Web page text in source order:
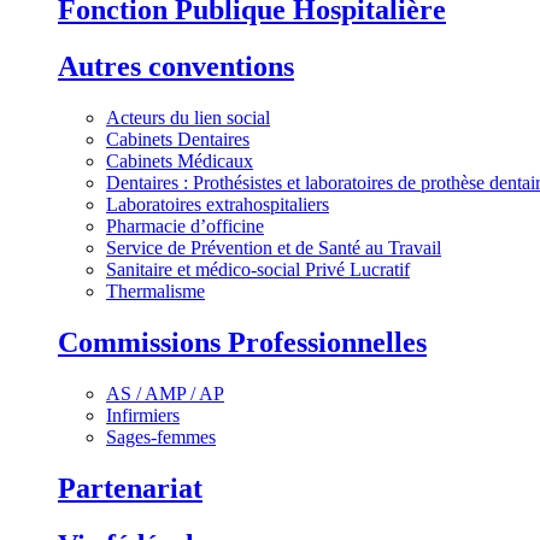
Fonction Publique Hospitalière
Autres conventions
Acteurs du lien social
Cabinets Dentaires
Cabinets Médicaux
Dentaires : Prothésistes et laboratoires de prothèse
Laboratoires extrahospitaliers
Pharmacie d’officine
Service de Prévention et de Santé au Travail
Sanitaire et médico-social Privé Lucratif
Thermalisme
Commissions Professionnelles
AS / AMP / AP
Infirmiers
Sages-femmes
Partenariat